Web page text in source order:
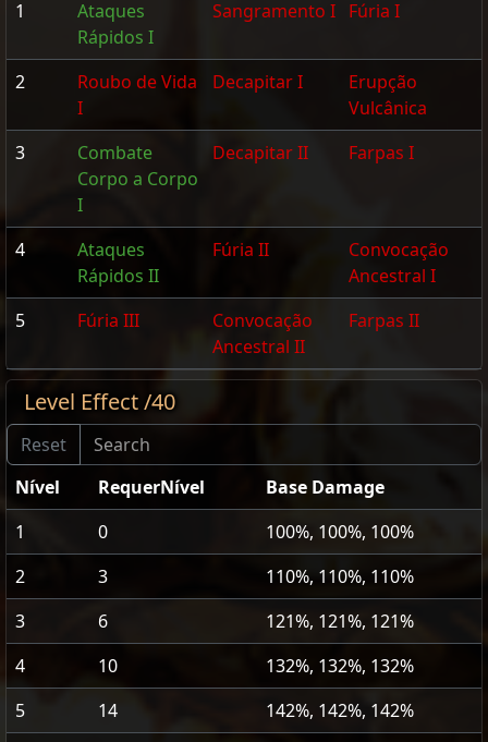
1
Ataques
Rápidos I
Sangramento I Fúria I
2
Roubo de Vida
I
Decapitar I
Erupção
Vulcânica
3
Combate
Corpo a Corpo
I
Decapitar II Farpas I
4
Ataques
Rápidos II
Fúria II
Convocação
Ancestral I
5
Fúria III
Convocação
Ancestral II
Farpas II
Level Effect /40
Nível RequerNível
Base Damage
1
0
100%, 100%, 100%
2
3
110%, 110%, 110%
3
6
121%, 121%, 121%
4
10
132%, 132%, 132%
5
14
142%, 142%, 142%